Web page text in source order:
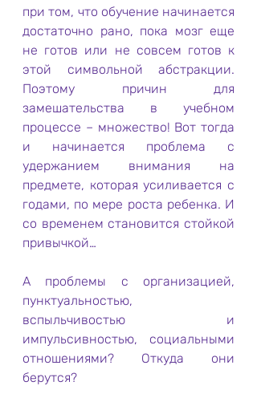
при том, что обучение начинается
достаточно рано, пока мозг еще
не готов или не совсем готов к
этой символьной абстракции.
Поэтому причин для
замешательства в учебном
процессе – множество! Вот тогда
и начинается проблема с
удержанием внимания на
предмете, которая усиливается с
годами, по мере роста ребенка. И
со временем становится стойкой
привычкой…
А проблемы с организацией,
пунктуальностью,
вспыльчивостью и
импульсивностью, социальными
отношениями? Откуда они
берутся?